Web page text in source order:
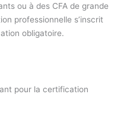
ou à des CFA de grande
professionnelle s’inscrit
obligatoire.
pour la certification